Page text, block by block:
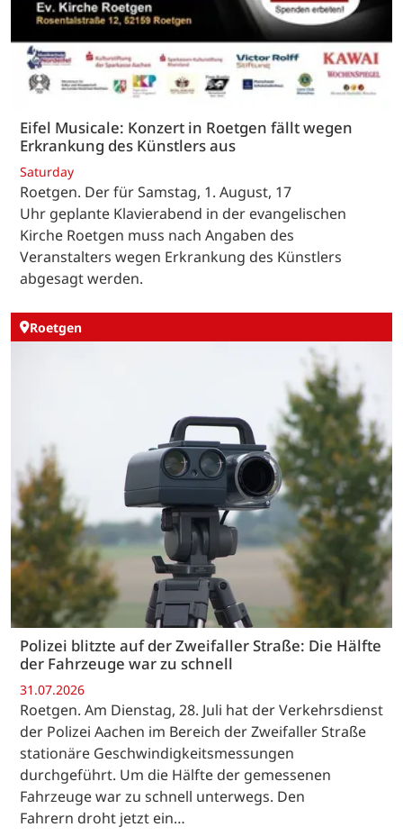
Eifel Musicale: Konzert in Roetgen fällt wegen
Erkrankung des Künstlers aus
Saturday
Roetgen. Der für Samstag, 1. August, 17
Uhr geplante Klavierabend in der evangelischen
Kirche Roetgen muss nach Angaben des
Veranstalters wegen Erkrankung des Künstlers
abgesagt werden.
Roetgen
Polizei blitzte auf der Zweifaller Straße: Die Hälfte
der Fahrzeuge war zu schnell
31.07.2026
Roetgen. Am Dienstag, 28. Juli hat der Verkehrsdienst
der Polizei Aachen im Bereich der Zweifaller Straße
stationäre Geschwindigkeitsmessungen
durchgeführt. Um die Hälfte der gemessenen
Fahrzeuge war zu schnell unterwegs. Den
Fahrern droht jetzt ein…